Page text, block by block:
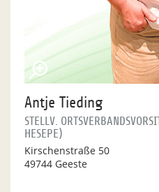
Antje Tieding
STELLV.
HESEPE)
Kirschenstraße 50
49744 Geeste